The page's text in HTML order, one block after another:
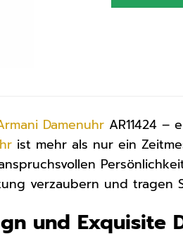
Damenuhr AR11424 –
ist mehr als nur ein
verzaubern und tragen
und Exquisite